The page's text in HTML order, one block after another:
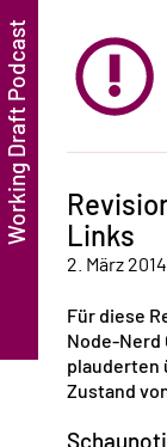
Links
2. März 2014
Für diese
Node-Nerd
plauderten
Zustand